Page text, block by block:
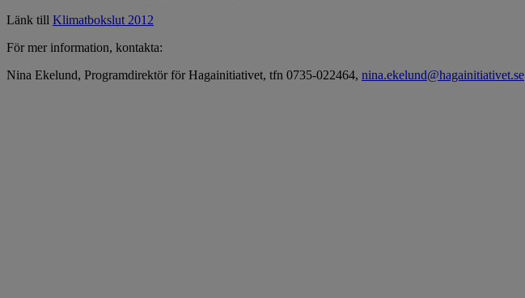
Länk till Klimatbokslut 2012
För mer information, kontakta:
Nina Ekelund, Programdirektör för Hagainitiativet, tfn 0735-022464, nina.ekelund@hagainitiativet.se